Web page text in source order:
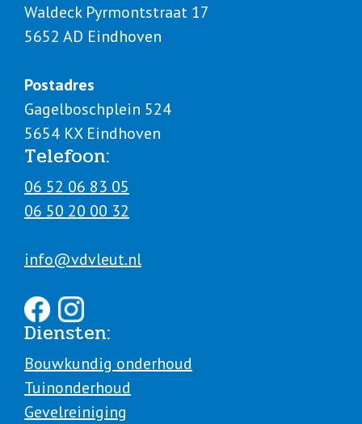
Waldeck Pyrmontstraat 17
5652 AD Eindhoven
Postadres
Gagelboschplein 524
5654 KX Eindhoven
Telefoon:
06 52 06 83 05
06 50 20 00 32
info@vdvleut.nl
Diensten:
Bouwkundig onderhoud
Tuinonderhoud
Gevelreiniging